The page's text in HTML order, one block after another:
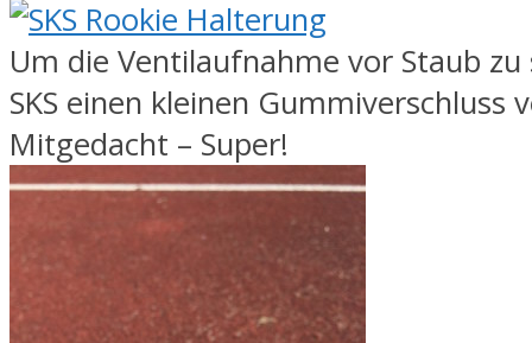
Um die Ventilaufnahme vor Staub
SKS einen kleinen Gummiverschluss
Mitgedacht – Super!